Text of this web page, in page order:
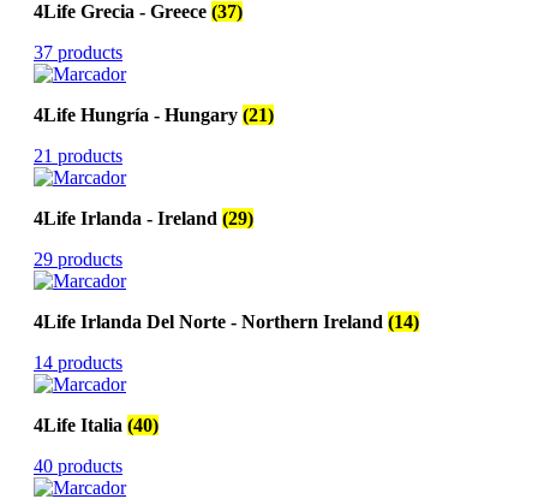
4Life Grecia - Greece (37)
37 products
4Life Hungría - Hungary (21)
21 products
4Life Irlanda - Ireland (29)
29 products
4Life Irlanda Del Norte - Northern Ireland (14)
14 products
4Life Italia (40)
40 products